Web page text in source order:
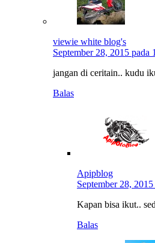
viewie white blog's
September 28, 2015 pada
jangan di ceritain.. kudu
Balas
Apipblog
September 28,
Kapan bisa ikut..
Balas